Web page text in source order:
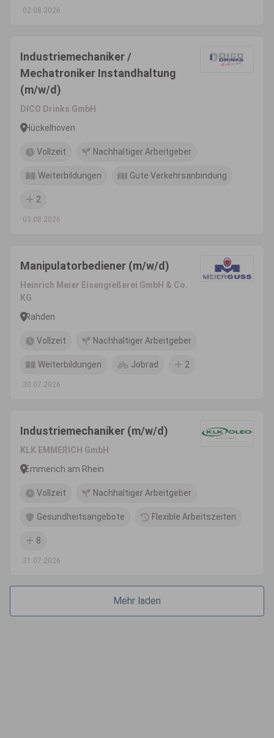
02.08.2026
Industriemechaniker /
Mechatroniker Instandhaltung
(m/w/d)
DICO Drinks GmbH
Hückelhoven
Vollzeit Nachhaltiger Arbeitgeber
Weiterbildungen Gute Verkehrsanbindung
2
03.08.2026
Manipulatorbediener (m/w/d)
Heinrich Meier Eisengießerei GmbH & Co.
KG
Rahden
Vollzeit Nachhaltiger Arbeitgeber
Weiterbildungen Jobrad 2
30.07.2026
Industriemechaniker (m/w/d)
KLK EMMERICH GmbH
Emmerich am Rhein
Vollzeit Nachhaltiger Arbeitgeber
Gesundheitsangebote Flexible Arbeitszeiten
8
31.07.2026
Mehr laden